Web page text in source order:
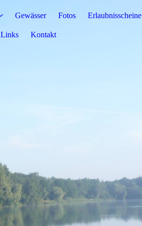
Gewässer Fotos Erlaubnisscheine
Links Kontakt